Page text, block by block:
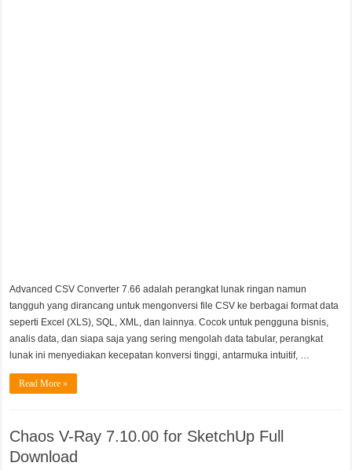
Advanced CSV Converter 7.66 adalah perangkat lunak ringan namun
tangguh yang dirancang untuk mengonversi file CSV ke berbagai format data
seperti Excel (XLS), SQL, XML, dan lainnya. Cocok untuk pengguna bisnis,
analis data, dan siapa saja yang sering mengolah data tabular, perangkat
lunak ini menyediakan kecepatan konversi tinggi, antarmuka intuitif, …
Read More »
Chaos V-Ray 7.10.00 for SketchUp Full
Download